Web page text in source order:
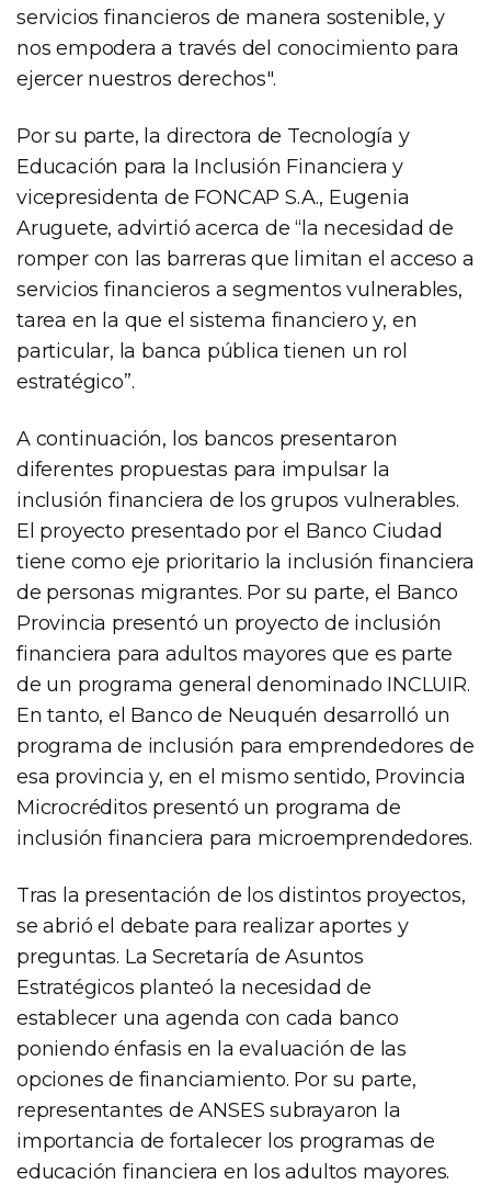
servicios financieros de manera sostenible, y
nos empodera a través del conocimiento para
ejercer nuestros derechos".
Por su parte, la directora de Tecnología y
Educación para la Inclusión Financiera y
vicepresidenta de FONCAP S.A., Eugenia
Aruguete, advirtió acerca de “la necesidad de
romper con las barreras que limitan el acceso a
servicios financieros a segmentos vulnerables,
tarea en la que el sistema financiero y, en
particular, la banca pública tienen un rol
estratégico”.
A continuación, los bancos presentaron
diferentes propuestas para impulsar la
inclusión financiera de los grupos vulnerables.
El proyecto presentado por el Banco Ciudad
tiene como eje prioritario la inclusión financiera
de personas migrantes. Por su parte, el Banco
Provincia presentó un proyecto de inclusión
financiera para adultos mayores que es parte
de un programa general denominado INCLUIR.
En tanto, el Banco de Neuquén desarrolló un
programa de inclusión para emprendedores de
esa provincia y, en el mismo sentido, Provincia
Microcréditos presentó un programa de
inclusión financiera para microemprendedores.
Tras la presentación de los distintos proyectos,
se abrió el debate para realizar aportes y
preguntas. La Secretaría de Asuntos
Estratégicos planteó la necesidad de
establecer una agenda con cada banco
poniendo énfasis en la evaluación de las
opciones de financiamiento. Por su parte,
representantes de ANSES subrayaron la
importancia de fortalecer los programas de
educación financiera en los adultos mayores.